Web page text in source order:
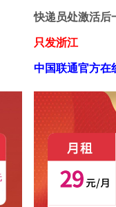
快递员处激活后
只发浙江
中国联通官方在